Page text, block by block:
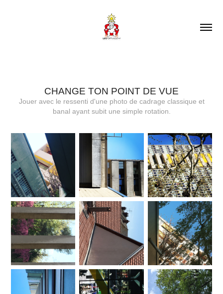
CHANGE TON POINT DE VUE
Jouer avec le ressenti d'une photo de cadrage classique et
banal ayant subit une simple rotation.